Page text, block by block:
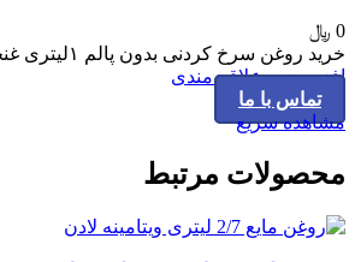
0 ﷼
خرید روغن سرخ کردنی بدون پالم ۱لیتری غنچه
افزودن به علاقه مندی
تماس با ما
مشاهده سریع
محصولات مرتبط